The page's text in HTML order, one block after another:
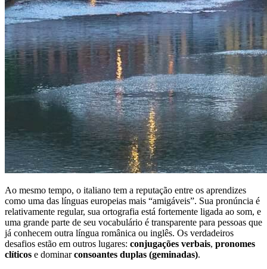
Ao mesmo tempo, o italiano tem a reputação entre os aprendizes
como uma das línguas europeias mais “amigáveis”. Sua pronúncia é
relativamente regular, sua ortografia está fortemente ligada ao som, e
uma grande parte de seu vocabulário é transparente para pessoas que
já conhecem outra língua românica ou inglês. Os verdadeiros
desafios estão em outros lugares: conjugações verbais, pronomes
clíticos e dominarconsoantes duplas (geminadas).